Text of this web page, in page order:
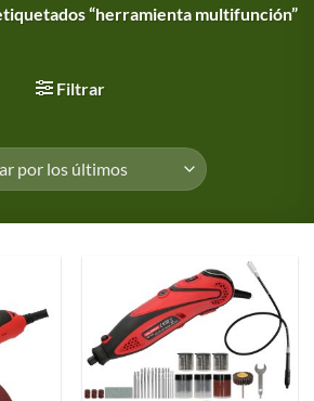
“herramienta multifunción”
Filtrar